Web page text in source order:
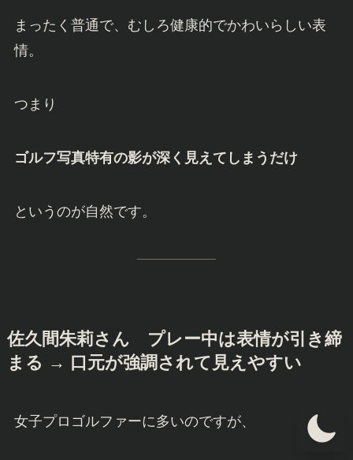
まったく普通で、むしろ健康的でかわいらしい表
情。
つまり
ゴルフ写真特有の影が深く見えてしまうだけ
というのが自然です。
佐久間朱莉さん プレー中は表情が引き締
まる → 口元が強調されて見えやすい
女子プロゴルファーに多いのですが、